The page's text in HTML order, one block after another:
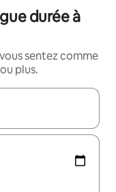
durée à
sentez comme
plus.
les flèches vers le